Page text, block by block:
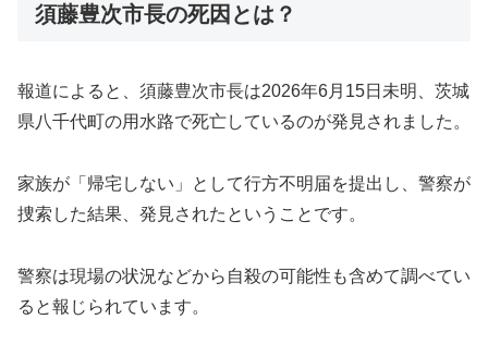
須藤豊次市長の死因とは？
報道によると、須藤豊次市長は2026年6月15日未明、茨城
県八千代町の用水路で死亡しているのが発見されました。
家族が「帰宅しない」として行方不明届を提出し、警察が
捜索した結果、発見されたということです。
警察は現場の状況などから自殺の可能性も含めて調べてい
ると報じられています。